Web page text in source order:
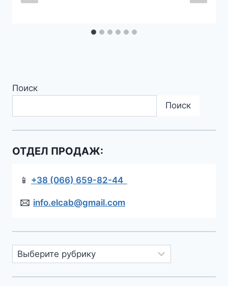
Поиск
Поиск
ОТДЕЛ ПРОДАЖ:
📱 +38 (066) 659-82-44
🖂 info.elcab@gmail.com
Рубрики